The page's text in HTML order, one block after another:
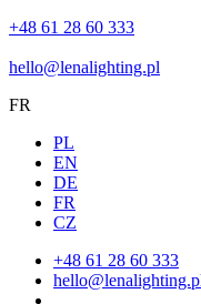
+48 61 28 60 333
hello@lenalighting.pl
FR
PL
EN
DE
FR
CZ
+48 61 28 60 333